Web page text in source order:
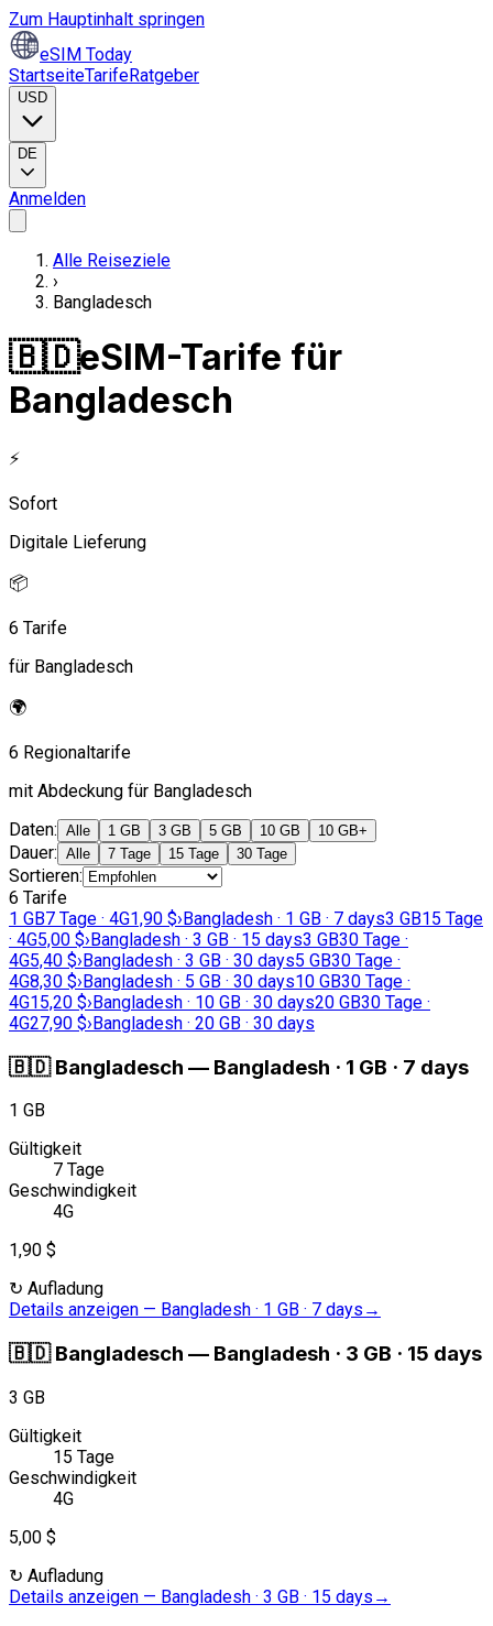
Zum Hauptinhalt springen
eSIM Today
StartseiteTarifeRatgeber
USD
DE
Anmelden
Alle Reiseziele
›
Bangladesch
🇧🇩eSIM-Tarife für
Bangladesch
⚡
Sofort
Digitale Lieferung
📦
6 Tarife
für Bangladesch
🌍
6 Regionaltarife
mit Abdeckung für Bangladesch
Daten: Alle 1 GB 3 GB 5 GB 10 GB 10 GB+
Dauer: Alle 7 Tage 15 Tage 30 Tage
Sortieren:
6 Tarife
1 GB7 Tage · 4G1,90 $›Bangladesh · 1 GB · 7 days3 GB15 Tage
· 4G5,00 $›Bangladesh · 3 GB · 15 days3 GB30 Tage ·
4G5,40 $›Bangladesh · 3 GB · 30 days5 GB30 Tage ·
4G8,30 $›Bangladesh · 5 GB · 30 days10 GB30 Tage ·
4G15,20 $›Bangladesh · 10 GB · 30 days20 GB30 Tage ·
4G27,90 $›Bangladesh · 20 GB · 30 days
🇧🇩 Bangladesch — Bangladesh · 1 GB · 7 days
1 GB
Gültigkeit
7 Tage
Geschwindigkeit
4G
1,90 $
↻ Aufladung
Details anzeigen — Bangladesh · 1 GB · 7 days →
🇧🇩 Bangladesch — Bangladesh · 3 GB · 15 days
3 GB
Gültigkeit
15 Tage
Geschwindigkeit
4G
5,00 $
↻ Aufladung
Details anzeigen — Bangladesh · 3 GB · 15 days →